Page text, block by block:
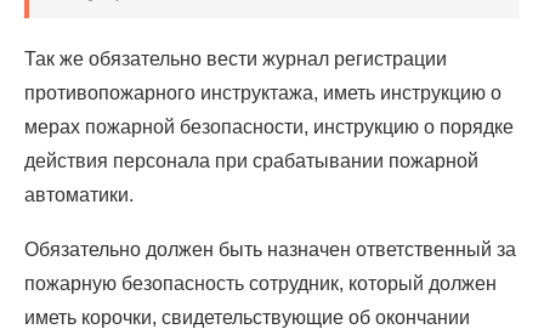
Так же обязательно вести журнал регистрации
противопожарного инструктажа, иметь инструкцию о
мерах пожарной безопасности, инструкцию о порядке
действия персонала при срабатывании пожарной
автоматики.
Обязательно должен быть назначен ответственный за
пожарную безопасность сотрудник, который должен
иметь корочки, свидетельствующие об окончании